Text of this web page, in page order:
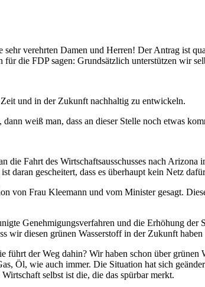
sehr verehrten Damen und Herren! Der Antrag ist
die FDP sagen: Grundsätzlich unterstützen wir
und in der Zukunft nachhaltig zu entwickeln.
weiß man, dass an dieser Stelle noch etwas
die Fahrt des Wirtschaftsausschusses nach
daran gescheitert, dass es überhaupt kein Netz
von Frau Kleemann und vom Minister gesagt.
Genehmigungsverfahren und die Erhöhung
wir diesen grünen Wasserstoff in der Zukunft haben
führt der Weg dahin? Wir haben schon über
Öl, wie auch immer. Die Situation hat sich
selbst ist die, die das spürbar merkt.